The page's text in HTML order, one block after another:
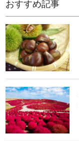
おすすめ記事